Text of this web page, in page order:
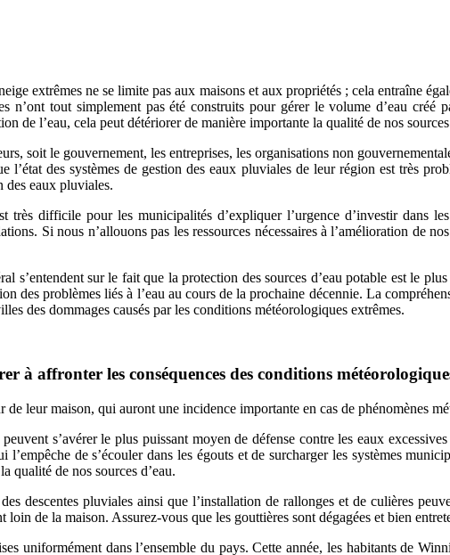
extrêmes ne se limite pas aux maisons et aux propriétés ; cela entraîne
n’ont tout simplement pas été construits pour gérer le volume d’eau
de l’eau, cela peut détériorer de manière importante la qualité de nos
soit le gouvernement, les entreprises, les organisations non
l’état des systèmes de gestion des eaux pluviales de leur région est très
des eaux pluviales.
difficile pour les municipalités d’expliquer l’urgence d’investir dans
Si nous n’allouons pas les ressources nécessaires à l’amélioration de
s’entendent sur le fait que la protection des sources d’eau potable est le
des problèmes liés à l’eau au cours de la prochaine décennie. La
des dommages causés par les conditions météorologiques extrêmes.
à affronter les conséquences des conditions
leur maison, qui auront une incidence importante en cas de phénomènes
s’avérer le plus puissant moyen de défense contre les eaux
l’empêche de s’écouler dans les égouts et de surcharger les systèmes
qualité de nos sources d’eau.
descentes pluviales ainsi que l’installation de rallonges et de culières
de la maison. Assurez-vous que les gouttières sont dégagées et bien
uniformément dans l’ensemble du pays. Cette année, les habitants de